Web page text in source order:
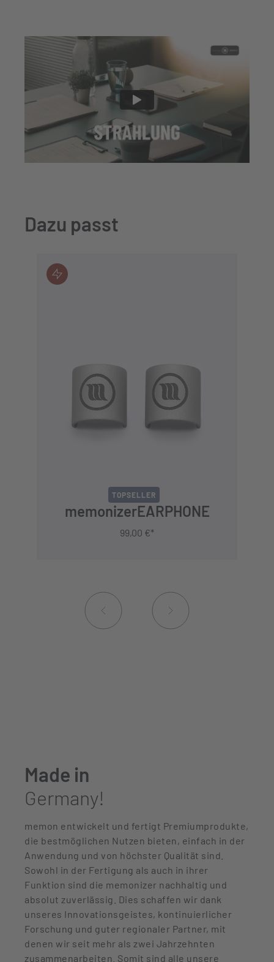
Dazu passt
TOPSELLER
memonizerEARPHONE
99,00 €*
Made in
Germany!
memon entwickelt und fertigt Premiumprodukte,
die bestmöglichen Nutzen bieten, einfach in der
Anwendung und von höchster Qualität sind.
Sowohl in der Fertigung als auch in ihrer
Funktion sind die memonizer nachhaltig und
absolut zuverlässig. Dies schaffen wir dank
unseres Innovationsgeistes, kontinuierlicher
Forschung und guter regionaler Partner, mit
denen wir seit mehr als zwei Jahrzehnten
zusammenarbeiten. Somit sind alle unsere